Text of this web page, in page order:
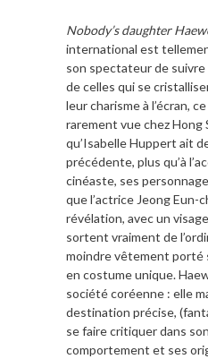
Nobody’s daughter
international est
son spectateur de
de celles qui se
leur charisme à l’écran,
rarement vue chez Hong
qu’Isabelle Huppert ait
précédente, plus qu’à
cinéaste, ses
que l’actrice Jeong Eun-
révélation, avec un
sortent vraiment de
moindre vêtement porté
en costume unique.
société coréenne : elle
destination précise,
se faire critiquer dans
comportement et ses